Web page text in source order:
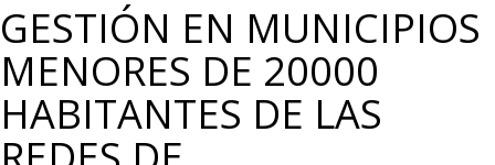
GESTIÓN EN MUNICIPIOS
MENORES DE 20000
HABITANTES DE LAS